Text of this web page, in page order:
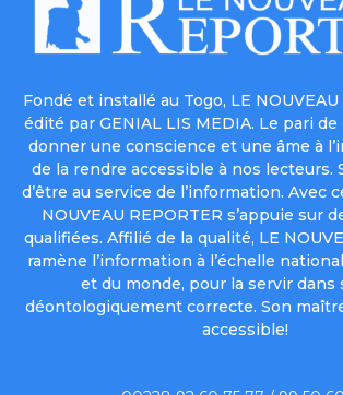
Fondé et installé au Togo, LE
édité par GENIAL LIS MEDIA. Le pari
donner une conscience et une âme à
de la rendre accessible à nos lecteurs.
d’être au service de l’information. Avec
NOUVEAU REPORTER s’appuie sur
qualifiées. Affilié de la qualité, LE
ramène l’information à l’échelle
et du monde, pour la servir dans
déontologiquement correcte. Son
accessible!